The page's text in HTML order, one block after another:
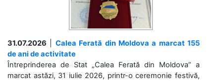
31.07.2026
Calea Ferată din Moldova a marcat 155
de ani de activitate
Întreprinderea de Stat „Calea Ferată din Moldova” a
marcat astăzi, 31 iulie 2026, printr-o ceremonie festivă,